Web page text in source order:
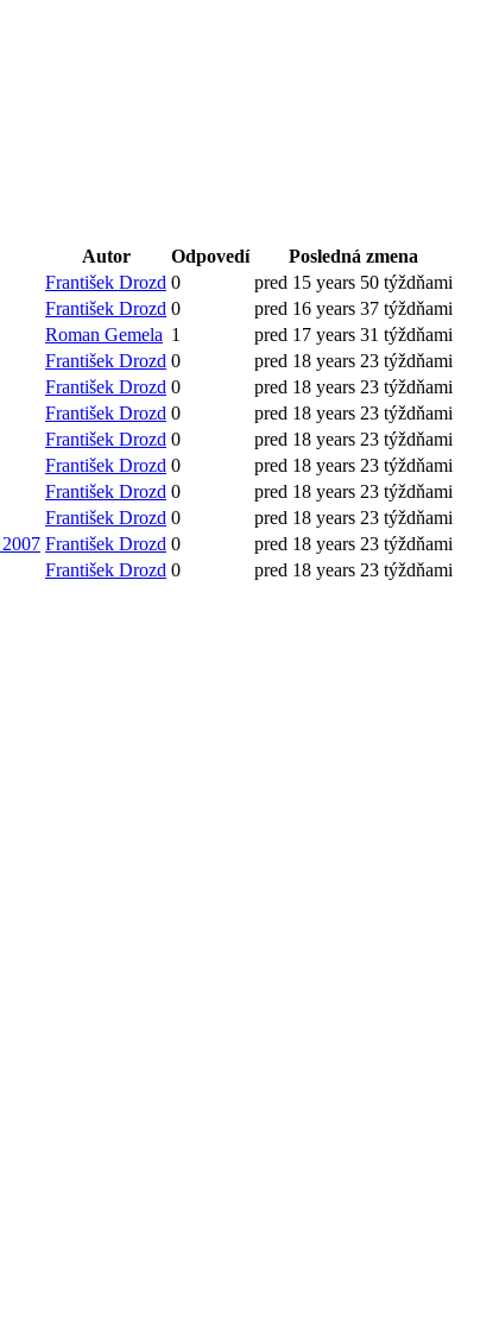
Autor Odpovedí
Posledná zmena
František Drozd 0
pred 15 years 50 týždňami
František Drozd 0
pred 16 years 37 týždňami
Roman Gemela 1
pred 17 years 31 týždňami
František Drozd 0
pred 18 years 23 týždňami
František Drozd 0
pred 18 years 23 týždňami
František Drozd 0
pred 18 years 23 týždňami
František Drozd 0
pred 18 years 23 týždňami
František Drozd 0
pred 18 years 23 týždňami
František Drozd 0
pred 18 years 23 týždňami
František Drozd 0
pred 18 years 23 týždňami
František Drozd 0
pred 18 years 23 týždňami
František Drozd 0 pred 18 years 23 týždňami